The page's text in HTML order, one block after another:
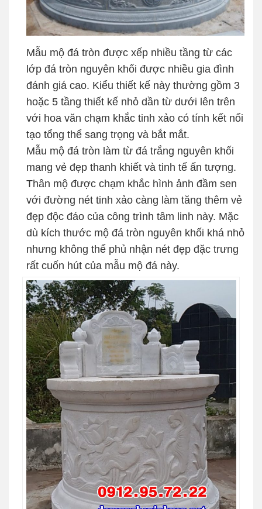
Mẫu mộ đá tròn được xếp nhiều tầng từ các
lớp đá tròn nguyên khối được nhiều gia đình
đánh giá cao. Kiểu thiết kế này thường gồm 3
hoặc 5 tầng thiết kế nhỏ dần từ dưới lên trên
với hoa văn chạm khắc tinh xảo có tính kết nối
tạo tổng thể sang trọng và bắt mắt.
Mẫu mộ đá tròn làm từ đá trắng nguyên khối
mang vẻ đẹp thanh khiết và tinh tế ấn tượng.
Thân mộ được chạm khắc hình ảnh đầm sen
với đường nét tinh xảo càng làm tăng thêm vẻ
đẹp độc đáo của công trình tâm linh này. Mặc
dù kích thước mộ đá tròn nguyên khối khá nhỏ
nhưng không thể phủ nhận nét đẹp đặc trưng
rất cuốn hút của mẫu mộ đá này.